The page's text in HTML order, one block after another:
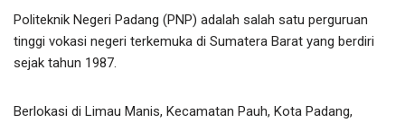
Politeknik Negeri Padang (PNP) adalah salah satu perguruan
tinggi vokasi negeri terkemuka di Sumatera Barat yang berdiri
sejak tahun 1987.
Berlokasi di Limau Manis, Kecamatan Pauh, Kota Padang,